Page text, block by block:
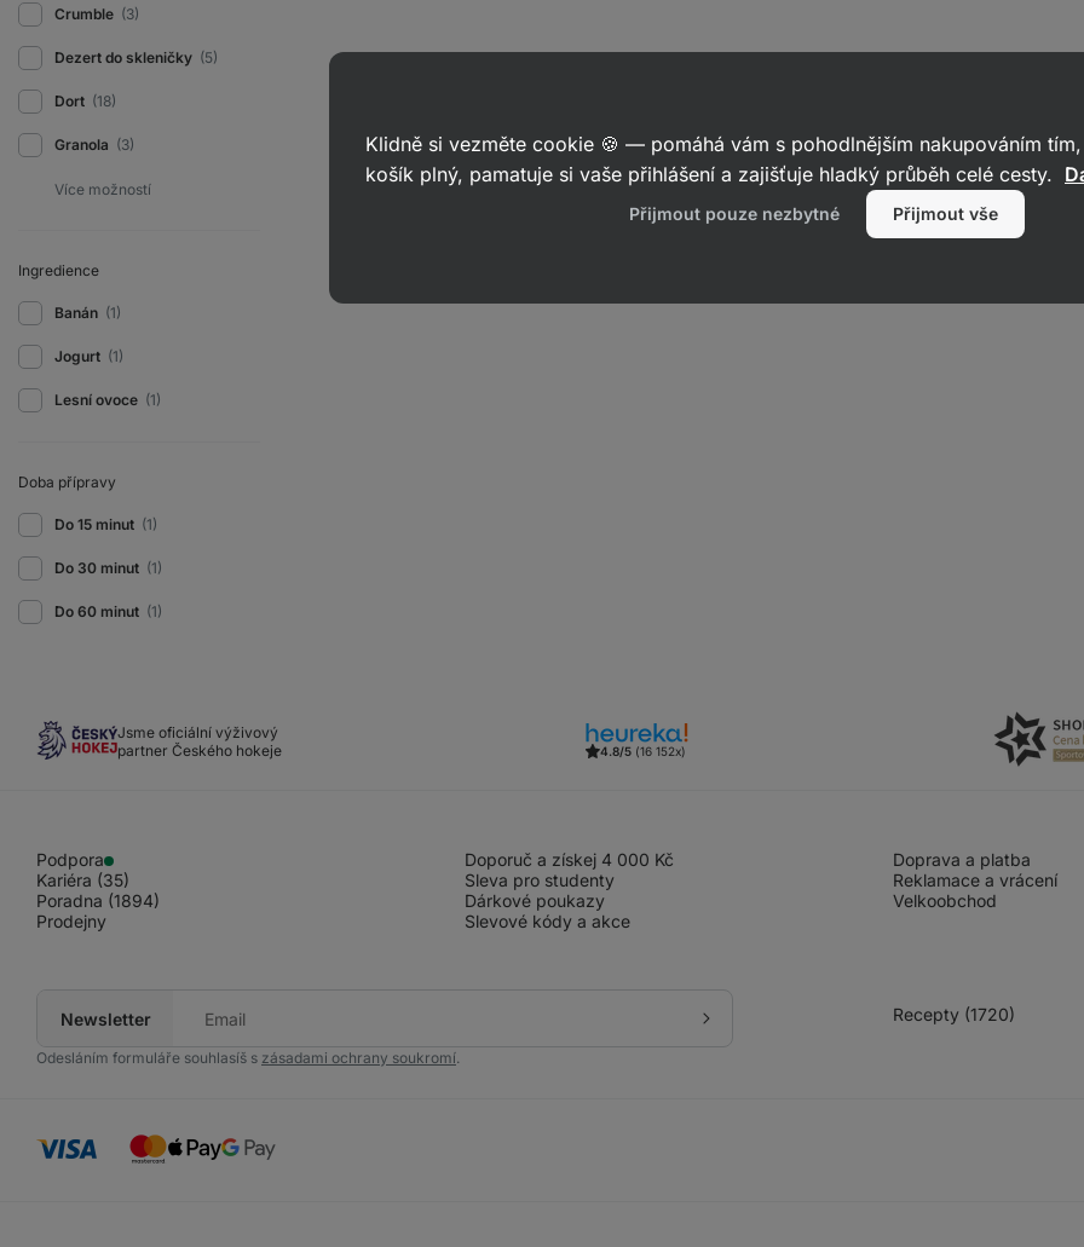
Crumble (3)
Dezert do skleničky (5)
Dort (18)
Granola (3)
Ingredience
Banán (1)
Jogurt (1)
Lesní ovoce (1)
Doba přípravy
Do 15 minut (1)
Do 30 minut (1)
Do 60 minut (1)
Jsme oficiální výživový
partner Českého hokeje
4.8/5 (16 152x)
Podpora
Kariéra (35)
Poradna (1894)
Prodejny
Doporuč a získej 4 000 Kč
Sleva pro studenty
Dárkové poukazy
Slevové kódy a akce
Doprava a platba
Reklamace a vrácení
Velkoobchod
Newsletter
mail
Přihlásit
Odesláním formuláře souhlasíš s zásadami ochrany soukromí.
Recepty (1720)
Klidně si vezměte cookie 🍪 — pomáhá vám s pohodlnějším nakupováním
košík plný, pamatuje si vaše přihlášení a zajišťuje hladký průběh celé cesty.
Přijmout pouze nezbytné Přijmout vše